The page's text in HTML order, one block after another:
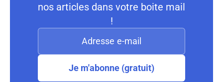
nos articles dans votre boite mail
!
Je m'abonne (gratuit)